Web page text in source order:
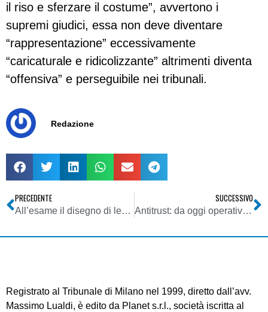
il riso e sferzare il costume”, avvertono i
supremi giudici, essa non deve diventare
“rappresentazione” eccessivamente
“caricaturale e ridicolizzante” altrimenti diventa
“offensiva” e perseguibile nei tribunali.
Redazione
PRECEDENTE
All’esame il disegno di legge in materia di intercettazioni e di pubblicità degli atti di indagine
SUCCESSIVO
Antitrust: da oggi operativo numero verde per i consumatori
Registrato al Tribunale di Milano nel 1999, diretto dall’avv.
Massimo Lualdi, è edito da Planet s.r.l., società iscritta al